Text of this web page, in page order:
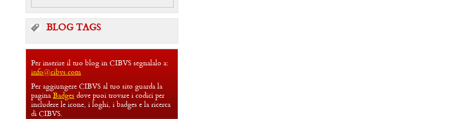
BLOG TAGS
Per inserire il tuo blog in CIBVS segnalalo a:
info@cibvs.com
Per aggiungere CIBVS al tuo sito guarda la
pagina Badges dove puoi trovare i codici per
includere le icone, i loghi, i badges e la ricerca
di CIBVS.